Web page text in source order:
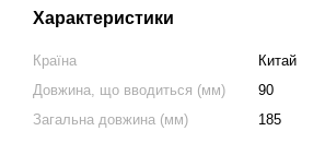
Характеристики
Країна
Китай
Довжина, що вводиться (мм)
90
Загальна довжина (мм)
185